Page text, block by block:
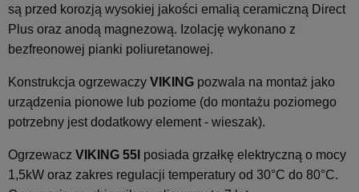
są przed korozją wysokiej jakości emalią ceramiczną Direct
Plus oraz anodą magnezową. Izolację wykonano z
bezfreonowej pianki poliuretanowej.
Konstrukcja ogrzewaczy VIKING pozwala na montaż jako
urządzenia pionowe lub poziome (do montażu poziomego
potrzebny jest dodatkowy element - wieszak).
Ogrzewacz VIKING 55l posiada grzałkę elektryczną o mocy
1,5kW oraz zakres regulacji temperatury od 30°C do 80°C.